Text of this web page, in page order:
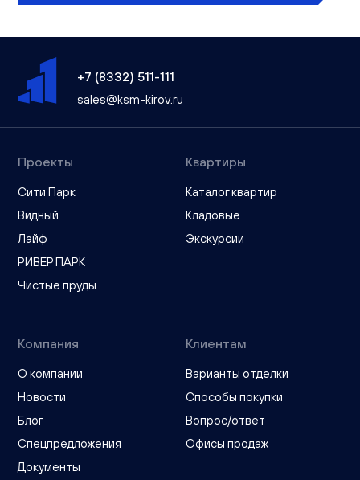
+7 (8332) 511-111
sales@ksm-kirov.ru
Проекты
Сити Парк
Видный
Лайф
РИВЕР ПАРК
Чистые пруды
Квартиры
Каталог квартир
Кладовые
Экскурсии
Компания
О компании
Новости
Блог
Спецпредложения
Документы
Клиентам
Варианты отделки
Способы покупки
Вопрос/ответ
Офисы продаж